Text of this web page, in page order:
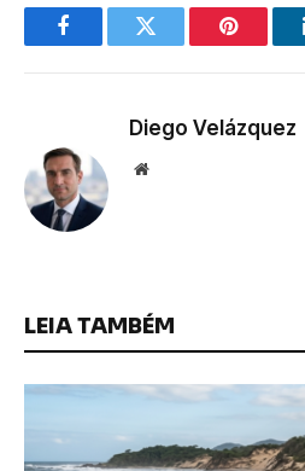
FacebookTwitter Pinterest
Diego Velázquez
Website
LEIA TAMBÉM